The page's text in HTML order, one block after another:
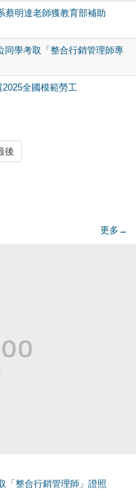
蔡明達老師獲教育部補助
同學考取「整合行銷管理師專
2025全國模範勞工
後
更多→
「整合行銷管理師」證照